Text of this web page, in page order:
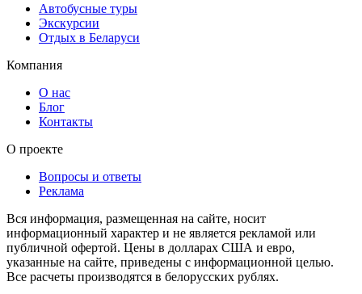
Автобусные туры
Экскурсии
Отдых в Беларуси
Компания
О нас
Блог
Контакты
О проекте
Вопросы и ответы
Реклама
Вся информация, размещенная на сайте, носит
информационный характер и не является рекламой или
публичной офертой. Цены в долларах США и евро,
указанные на сайте, приведены с информационной целью.
Все расчеты производятся в белорусских рублях.